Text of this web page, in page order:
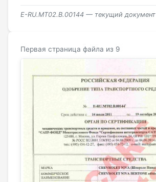
E-RU.MT02.B.00144 — текущий документ
Первая страница файла из 9